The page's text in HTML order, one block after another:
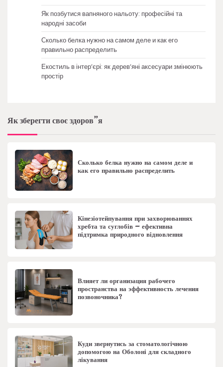
Як позбутися вапняного нальоту: професійні та
народні засоби
Сколько белка нужно на самом деле и как его
правильно распределить
Екостиль в інтер’єрі: як дерев’яні аксесуари змінюють
простір
Як зберегти своє здоров”я
Сколько белка нужно на самом деле и
как его правильно распределить
Кінезіотейпування при захворюваннях
хребта та суглобів – ефективна
підтримка природного відновлення
Влияет ли организация рабочего
пространства на эффективность лечения
позвоночника?
Куди звернутись за стоматологічною
допомогою на Оболоні для складного
лікування